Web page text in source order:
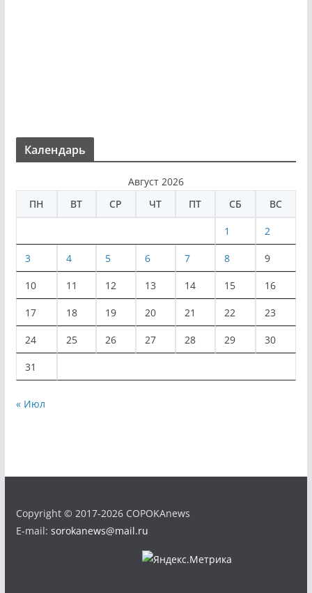
Календарь
Август 2026
ПН
ВТ СР ЧТ ПТ СБ ВС
1 2
3 4 5 6 7 8 9
10 11 12 13 14 15 16
17 18 19 20 21 22 23
24 25 26 27 28 29 30
31
« Июл
Copyright © 2017-2026 COPOKAnews
E-mail: sorokanews@mail.ru